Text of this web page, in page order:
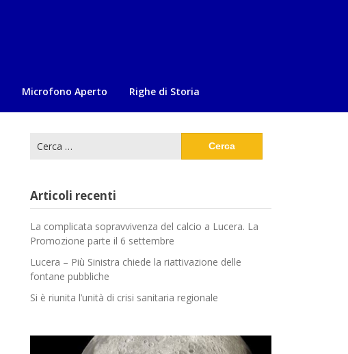
Microfono Aperto Righe di Storia
per:
Articoli recenti
La complicata sopravvivenza del calcio a Lucera. La
Promozione parte il 6 settembre
Lucera – Più Sinistra chiede la riattivazione delle
fontane pubbliche
Si è riunita l’unità di crisi sanitaria regionale